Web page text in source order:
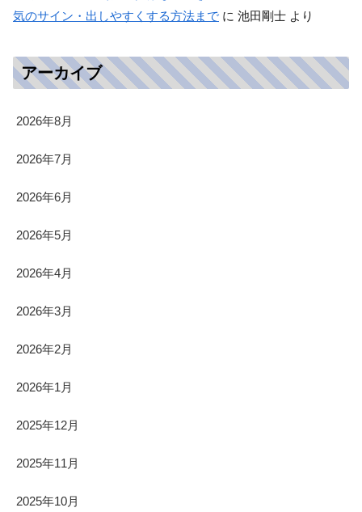
気のサイン・出しやすくする方法まで に 池田剛士 より
アーカイブ
2026年8月
2026年7月
2026年6月
2026年5月
2026年4月
2026年3月
2026年2月
2026年1月
2025年12月
2025年11月
2025年10月